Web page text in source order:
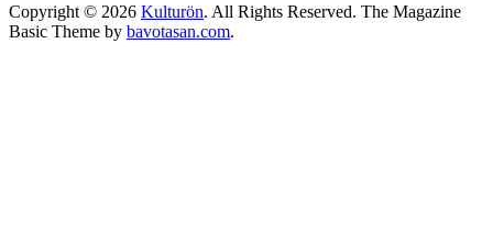
Copyright © 2026 Kulturön. All Rights Reserved. The Magazine
Basic Theme by bavotasan.com.